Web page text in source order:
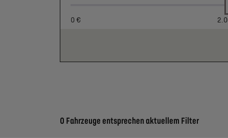
0 €
Suchergebnisse
0 Fahrzeuge entsprechen aktuellem Filter